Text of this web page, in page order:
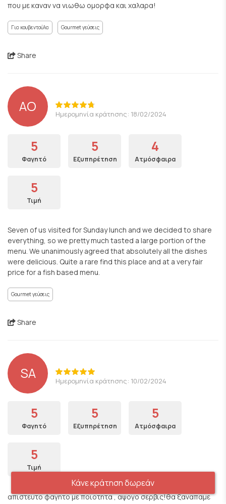
που με καναν να νιωθω ομορφα και χαλαρα!
Για κουβεντούλα Gourmet γεύσεις
Share
AO Ημερομηνία κράτησης: 18/02/2024
5
Φαγητό
5
Εξυπηρέτηση
4
Ατμόσφαιρα
5
Τιμή
Seven of us visited for Sunday lunch and we decided to share
everything, so we pretty much tasted a large portion of the
menu. We unanimously agreed that absolutely all the dishes
were delicious. Quite a rare find this place and at a very fair
price for a fish based menu.
Gourmet γεύσεις
Share
SA Ημερομηνία κράτησης: 10/02/2024
5
Φαγητό
5
Εξυπηρέτηση
5
Ατμόσφαιρα
5
Τιμή
απιστευτο φαγητο με ποιοτητα , αψογο σερβις!θα ξαναπαμε
Κάνε κράτηση δωρεάν